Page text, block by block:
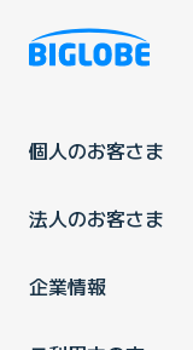
個人のお客さま
法人のお客さま
企業情報